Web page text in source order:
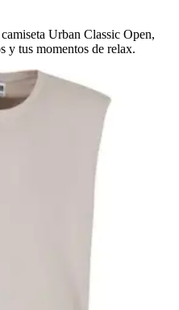
Urban Classic Open,
y tus momentos de relax.